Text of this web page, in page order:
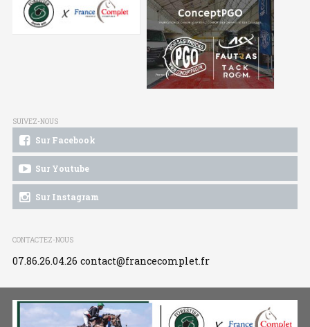
SUIVEZ-NOUS
Sur Facebook
Sur Youtube
Sur Instagram
CONTACTEZ-NOUS
07.86.26.04.26 contact@francecomplet.fr